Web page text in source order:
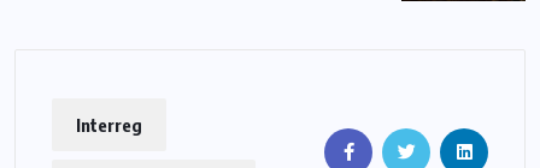
Interreg